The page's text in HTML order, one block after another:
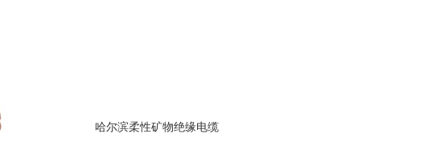
哈尔滨柔性矿物绝缘电缆